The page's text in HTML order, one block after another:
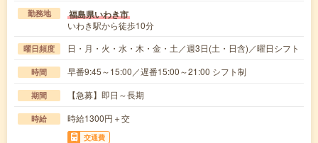
勤務地 福島県いわき市
いわき駅から徒歩10分
曜日頻度 日・月・火・水・木・金・土／週3日(土・日含)／曜日シフト
時間 早番9:45～15:00／遅番15:00～21:00 シフト制
期間 【急募】即日～長期
時給 時給1300円＋交
交通費